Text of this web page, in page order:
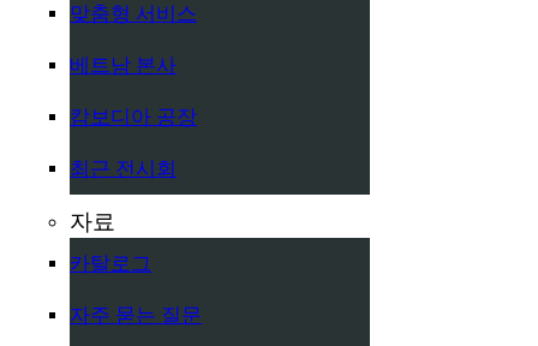
맞춤형 서비스
베트남 본사
캄보디아 공장
최근 전시회
자료
카탈로그
자주 묻는 질문